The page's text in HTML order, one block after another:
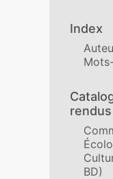
Index
rendus
BD)